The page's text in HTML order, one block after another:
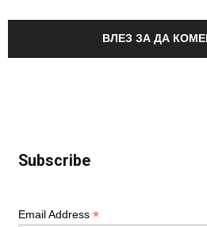
ВЛЕЗ ЗА ДА
Subscribe
Email Address *